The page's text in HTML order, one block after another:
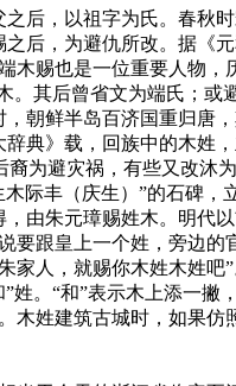
后，以祖字为氏。春秋
后，为避仇所改。据《
木赐也是一位重要人物
。其后曾省文为端氏；或
朝鲜半岛百济国重归唐，
典》载，回族中的木姓
裔为避灾祸，有些又改
际丰（庆生）”的石碑，
由朱元璋赐姓木。明代
要跟皇上一个姓，旁边
家人，就赐你木姓木姓
姓。“和”表示木上添一
木姓建筑古城时，如果